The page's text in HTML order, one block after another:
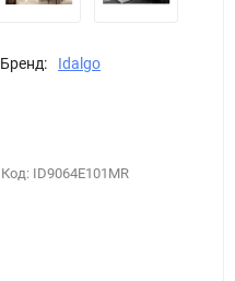
Бренд: Idalgo
Код: ID9064E101MR